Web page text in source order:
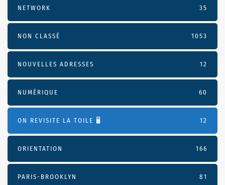
NETWORK 35
NON CLASSÉ 1053
NOUVELLES ADRESSES 12
NUMÉRIQUE 60
ON REVISITE LA TOILE 🖥️ 12
ORIENTATION 166
PARIS-BROOKLYN 81